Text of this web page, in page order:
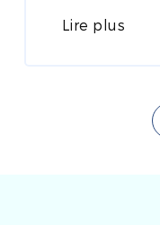
Lire plus